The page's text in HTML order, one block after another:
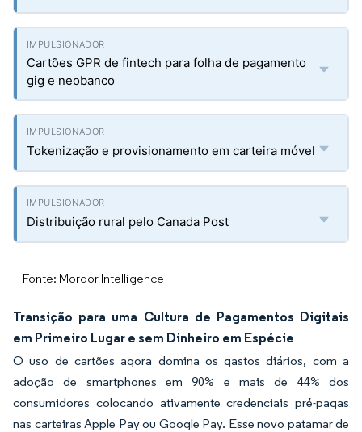
Cartões GPR de fintech para folha de pagamento
gig e neobanco
Tokenização e provisionamento em carteira móvel
Distribuição rural pelo Canada Post
Fonte: Mordor Intelligence
Transição para uma Cultura de Pagamentos Digitais
em Primeiro Lugar e sem Dinheiro em Espécie
O uso de cartões agora domina os gastos diários, com a
adoção de smartphones em 90% e mais de 44% dos
consumidores colocando ativamente credenciais pré-pagas
nas carteiras Apple Pay ou Google Pay. Esse novo patamar de